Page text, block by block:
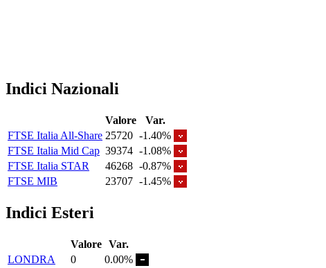
Indici Nazionali
Valore
Var.
FTSE Italia All-Share 25720 -1.40%
FTSE Italia Mid Cap 39374 -1.08%
FTSE Italia STAR
46268 -0.87%
FTSE MIB
23707 -1.45%
Indici Esteri
Valore Var.
LONDRA
0
0.00%